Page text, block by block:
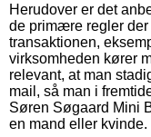
Herudover er det
de primære regler
transaktionen,
virksomheden kører
relevant, at man
mail, så man i
Søren Søgaard Mini
en mand eller kvinde.